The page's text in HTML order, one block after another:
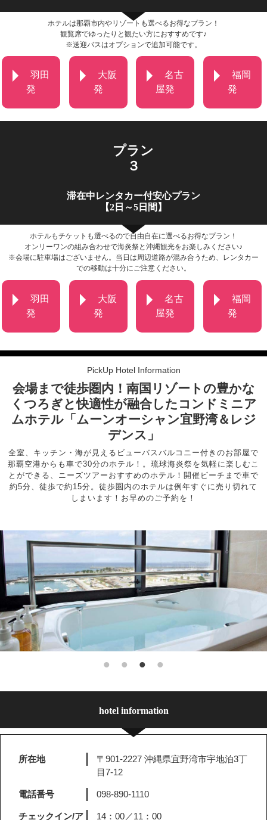
ホテルは那覇市内やリゾートも選べるお得なプラン！
観覧席でゆったりと観たい方におすすめです♪
※送迎バスはオプションで追加可能です。
羽田
発
大阪
発
名古
屋発
福岡
発
プラン
３
滞在中レンタカー付安心プラン
【2日～5日間】
ホテルもチケットも選べるので自由自在に選べるお得なプラン！
オンリーワンの組み合わせで海炎祭と沖縄観光をお楽しみください♪
※会場に駐車場はございません。当日は周辺道路が混み合うため、レンタカー
での移動は十分にご注意ください。
羽田
発
大阪
発
名古
屋発
福岡
発
PickUp Hotel Information
会場まで徒歩圏内！ 南国リゾートの豊かな
くつろぎと快適性が融合した コンドミニア
ムホテル「ムーンオーシャン宜野湾＆レジ
デンス」
全室、キッチン・海が見えるビューバスバルコニー付きのお部屋で
那覇空港からも車で30分のホテル！。琉球海炎祭を気軽に楽しむこ
とができる、ニーズツアーおすすめのホテル！開催ビーチまで車で
約5分、徒歩で約15分。徒歩圏内のホテルは例年すぐに売り切れて
しまいます！お早めのご予約を！
hotel information
所在地
〒901-2227 沖縄県宜野湾市宇地泊3丁
目7-12
電話番号 098-890-1110
チェックイン/ア 14：00／11：00